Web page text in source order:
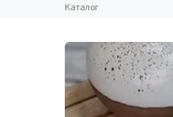
Каталог